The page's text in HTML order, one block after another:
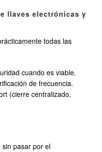
llaves electrónicas y
todas las
cuando es viable.
de frecuencia.
(cierre centralizado,
pasar por el